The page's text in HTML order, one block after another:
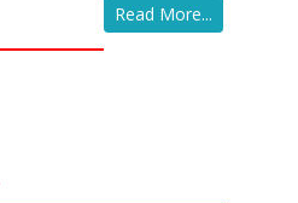
Read More...